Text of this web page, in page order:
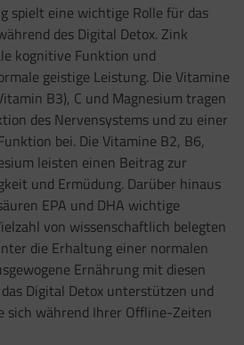
spielt eine wichtige Rolle für das
des Digital Detox. Zink
kognitive Funktion und
geistige Leistung. Die Vitamine
B3), C und Magnesium tragen
des Nervensystems und zu einer
bei. Die Vitamine B2, B6,
leisten einen Beitrag zur
und Ermüdung. Darüber hinaus
EPA und DHA wichtige
von wissenschaftlich belegten
die Erhaltung einer normalen
Ernährung mit diesen
Digital Detox unterstützen und
sich während Ihrer Offline-Zeiten